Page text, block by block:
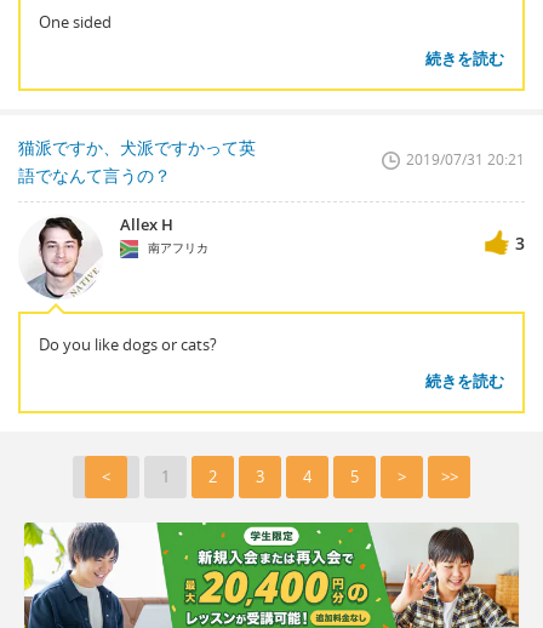
One sided
続きを読む
猫派ですか、犬派ですかって英
語でなんて言うの？
2019/07/31 20:21
Allex H
南アフリカ 3
Do you like dogs or cats?
続きを読む
< 1 2 3 4 5 > >>